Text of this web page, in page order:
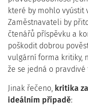
které by mohlo vyústit
Zaměstnavateli by
čtenářů příspěvku a
poškodit dobrou
vulgární forma kritiky,
že se jedná o
Jinak řečeno, kritika
ideálním případě: